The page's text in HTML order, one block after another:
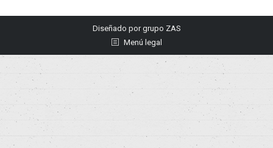
Diseñado porgrupo ZAS
Menú legal